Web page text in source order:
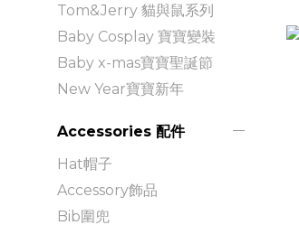
Tom&Jerry 貓與鼠系列
Baby Cosplay 寶寶變裝
Baby x-mas寶寶聖誕節
New Year寶寶新年
Accessories 配件
Hat帽子
Accessory飾品
Bib圍兜